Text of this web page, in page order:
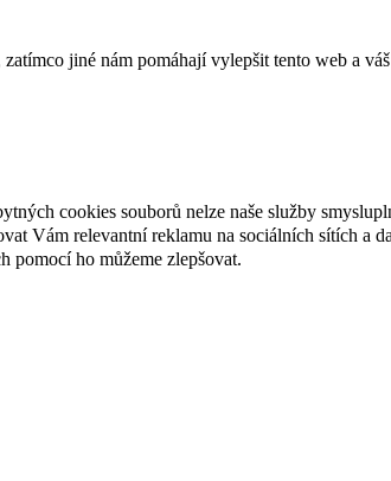
jiné nám pomáhají vylepšit tento web a
cookies souborů nelze naše služby
Vám relevantní reklamu na sociálních sítích a
pomocí ho můžeme zlepšovat.